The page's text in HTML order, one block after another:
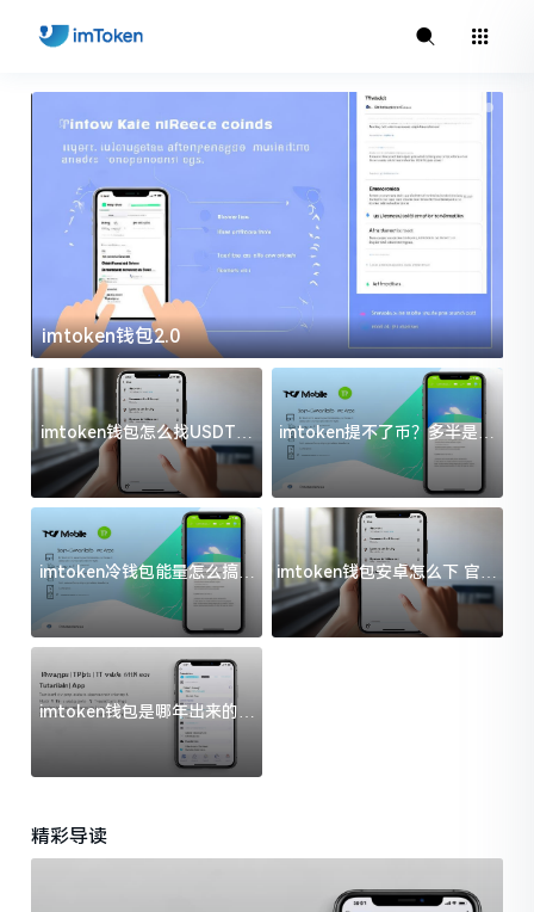
imtoken钱包2.0
imtoken钱包怎么找USDT地
址？三步搞定不踩坑
imtoken提不了币？多半是这
几件事没处理好
imtoken冷钱包能量怎么搞？
过来人告诉你门道
imtoken钱包安卓怎么下 官方
渠道避坑指南
imtoken钱包是哪年出来的？
一文给你说清楚
精彩导读